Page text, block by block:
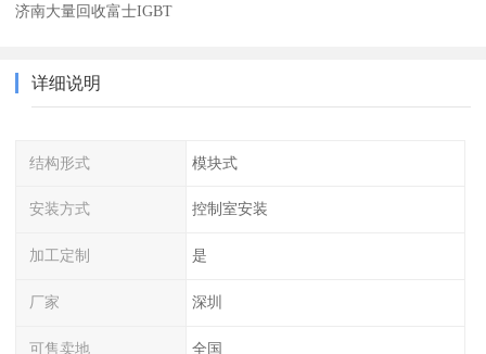
济南大量回收富士IGBT
详细说明
结构形式 模块式
安装方式 控制室安装
加工定制 是
厂家 深圳
可售卖地 全国